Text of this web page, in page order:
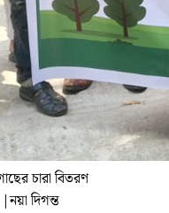
চারা বিতরণ
|নয়া দিগন্ত